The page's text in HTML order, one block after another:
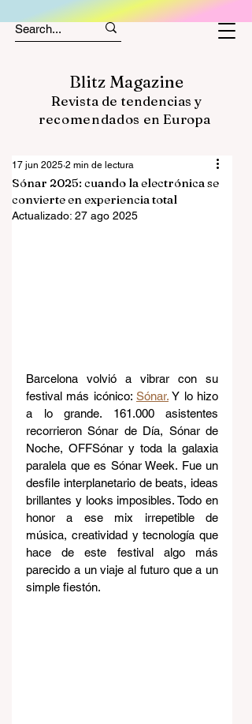
Blitz Magazine
Revista de tendencias y
recomendados en Europa
Sónar 2025: cuando la electrónica se
convierte en experiencia total
17 jun 2025 2 min de lectura
Actualizado: 27 ago 2025
Barcelona volvió a vibrar con su
festival más icónico: Sónar. Y lo hizo
a lo grande. 161.000 asistentes
recorrieron Sónar de Día, Sónar de
Noche, OFFSónar y toda la galaxia
paralela que es Sónar Week. Fue un
desfile interplanetario de beats, ideas
brillantes y looks imposibles. Todo en
honor a ese mix irrepetible de
música, creatividad y tecnología que
hace de este festival algo más
parecido a un viaje al futuro que a un
simple fiestón.